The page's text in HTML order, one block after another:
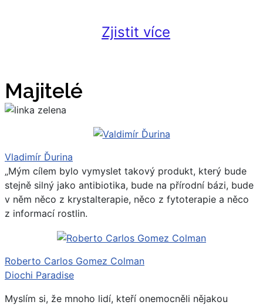
Zjistit více
Majitelé
Vladimír Ďurina
„Mým cílem bylo vymyslet takový produkt, který bude
stejně silný jako antibiotika, bude na přírodní bázi, bude
v něm něco z krystalterapie, něco z fytoterapie a něco
z informací rostlin.
Roberto Carlos Gomez Colman
Diochi Paradise
Myslím si, že mnoho lidí, kteří onemocněli nějakou